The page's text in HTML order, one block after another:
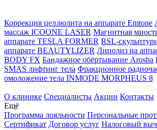
Коррекция целлюлита на аппарате Emtone
массаж ICOONE LASER Магнитная
аппарате TESLA FORMER RSL-
аппарате BEAUTYLIZER Липолиз на
BODY FX Бандажное обёртывание Arosha
SMAS лифтинг тела Фракционное
омоложение тела INMODE MORPHEUS 8
О клинике Специалисты Акции Контакты
Ещё
Программа лояльности Персональные
Сертификат Договор услуг Налоговый